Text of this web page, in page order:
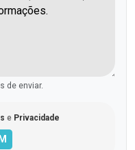
de enviar.
e Privacidade